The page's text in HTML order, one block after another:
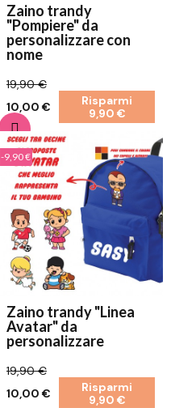
Zaino trandy
"Pompiere" da
personalizzare con
nome
19,90 €
10,00 €
Risparmi
9,90 €
-9,90 €
Zaino trandy "Linea
Avatar" da
personalizzare
19,90 €
10,00 €
Risparmi
9,90 €